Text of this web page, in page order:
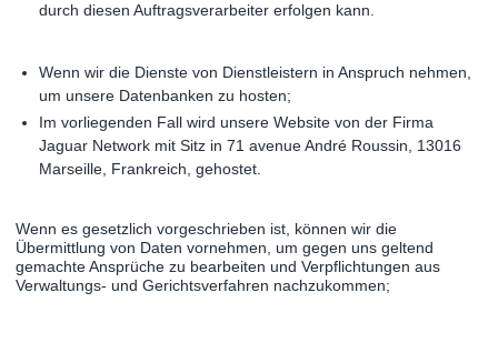
durch diesen Auftragsverarbeiter erfolgen kann.
Wenn wir die Dienste von Dienstleistern in Anspruch nehmen,
um unsere Datenbanken zu hosten;
Im vorliegenden Fall wird unsere Website von der Firma
Jaguar Network mit Sitz in 71 avenue André Roussin, 13016
Marseille, Frankreich, gehostet.
Wenn es gesetzlich vorgeschrieben ist, können wir die
Übermittlung von Daten vornehmen, um gegen uns geltend
gemachte Ansprüche zu bearbeiten und Verpflichtungen aus
Verwaltungs- und Gerichtsverfahren nachzukommen;